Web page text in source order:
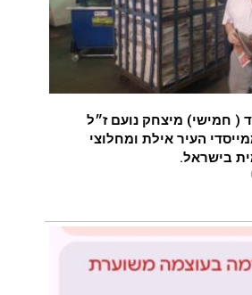
( חמישי) מיצחק נועם ז״ל
ממייסדי העיר אילת ומחלוצי
בישראל.